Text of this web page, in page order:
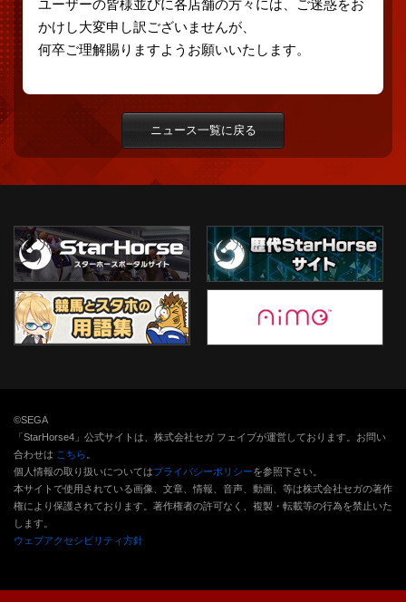
ユーザーの皆様並びに各店舗の方々には、ご迷惑をお
かけし大変申し訳ございませんが、
何卒ご理解賜りますようお願いいたします。
ニュース一覧に戻る
©SEGA
「StarHorse4」公式サイトは、株式会社セガ フェイブが運営しております。お問い
合わせは こちら
個人情報の取り扱いについてはプライバシーポリシーを参照下さい。
本サイトで使用されている画像、文章、情報、音声、動画、等は株式会社セガの著作
権により保護されております。 著作権者の許可なく、複製・転載等の行為を禁止いた
します。
ウェブアクセシビリティ方針